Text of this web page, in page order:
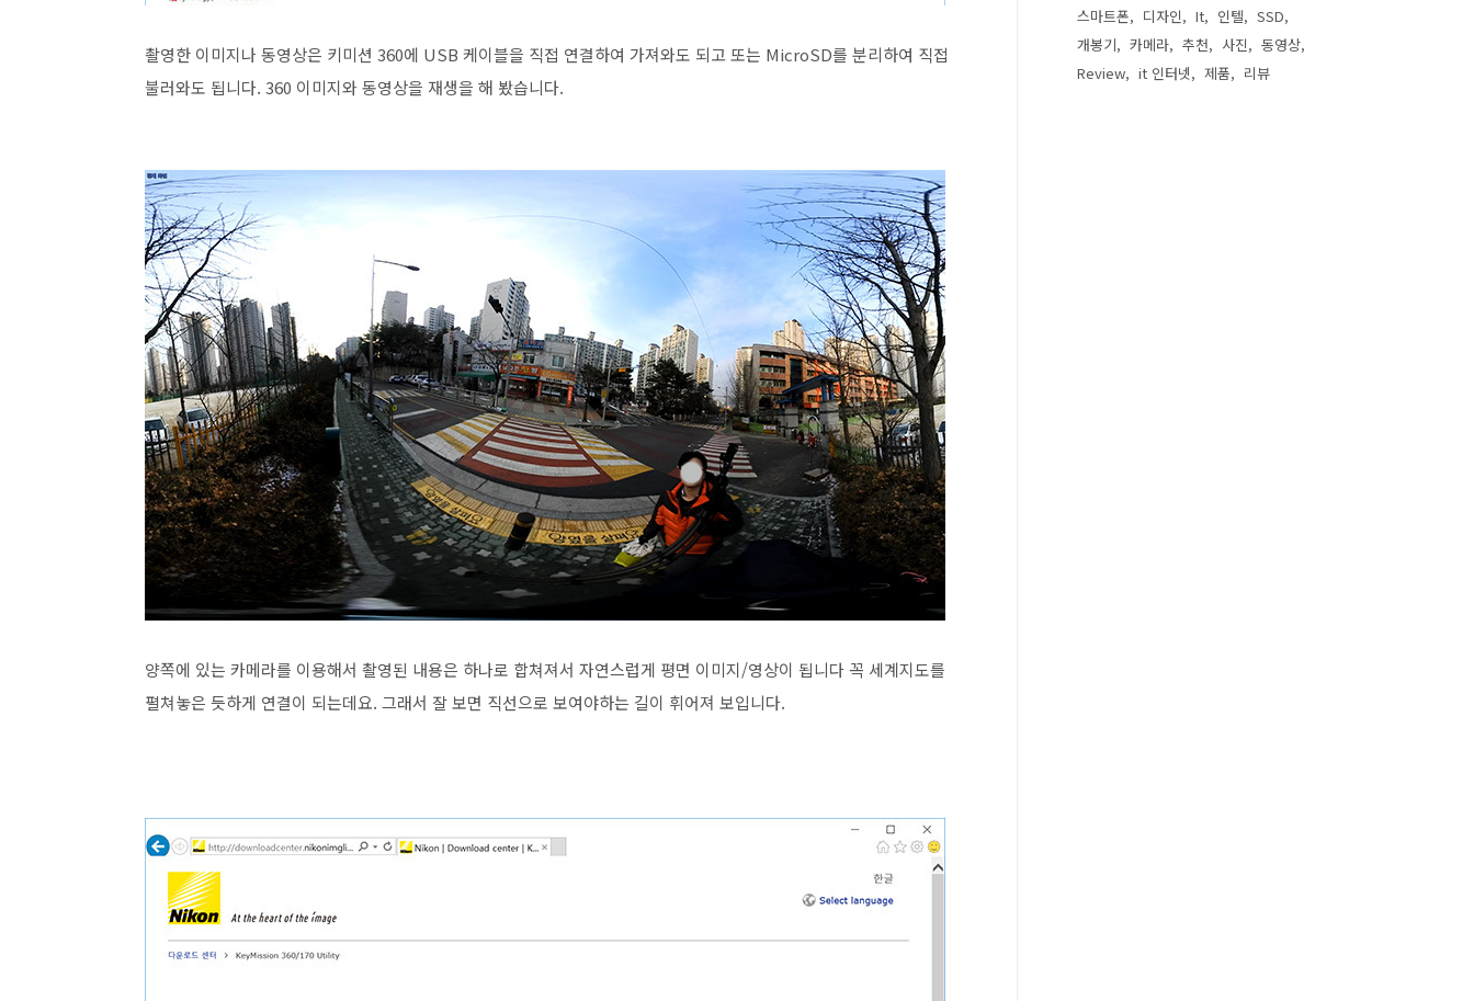
촬영한 이미지나 동영상은 키미션 360에 USB 케이블을 직접 연결하여 가져와도 되고 또는 MicroSD를 분리하여 직접
불러와도 됩니다. 360 이미지와 동영상을 재생을 해 봤습니다.
양쪽에 있는 카메라를 이용해서 촬영된 내용은 하나로 합쳐져서 자연스럽게 평면 이미지/영상이 됩니다 꼭 세계지도를
펼쳐놓은 듯하게 연결이 되는데요. 그래서 잘 보면 직선으로 보여야하는 길이 휘어져 보입니다.
스마트폰
디자인 It 인텔
SSD
개봉기
카메라 추천 사진
동영상
Review
it 인터넷 제품 리뷰